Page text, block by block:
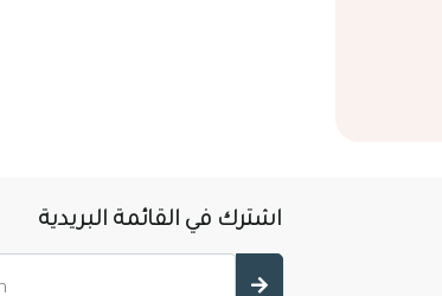
اشترك في القائمة البريدية